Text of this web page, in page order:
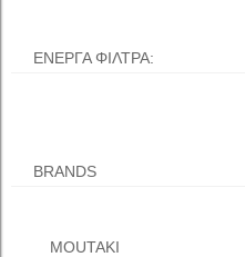
ΕΝΕΡΓΑ ΦΙΛΤΡΑ:
BRANDS
MOUTAKI